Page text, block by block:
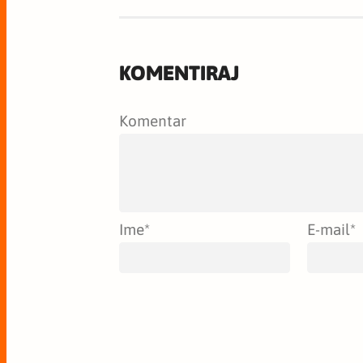
KOMENTIRAJ
Komentar
Ime* E-mail*